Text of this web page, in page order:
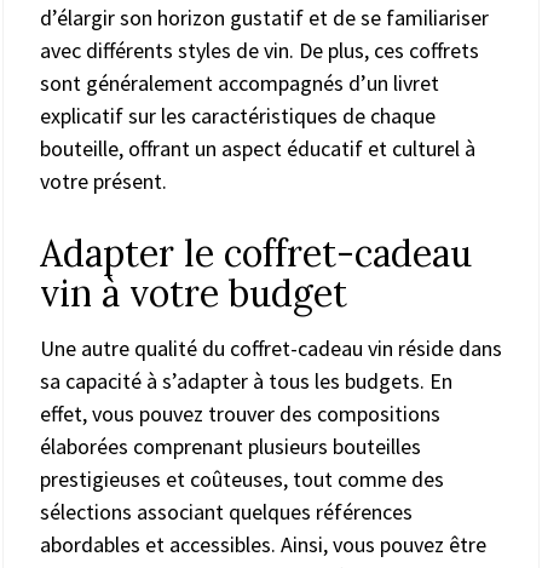
d’élargir son horizon gustatif et de se familiariser
avec différents styles de vin. De plus, ces coffrets
sont généralement accompagnés d’un livret
explicatif sur les caractéristiques de chaque
bouteille, offrant un aspect éducatif et culturel à
votre présent.
Adapter le coffret-cadeau
vin à votre budget
Une autre qualité du coffret-cadeau vin réside dans
sa capacité à s’adapter à tous les budgets. En
effet, vous pouvez trouver des compositions
élaborées comprenant plusieurs bouteilles
prestigieuses et coûteuses, tout comme des
sélections associant quelques références
abordables et accessibles. Ainsi, vous pouvez être